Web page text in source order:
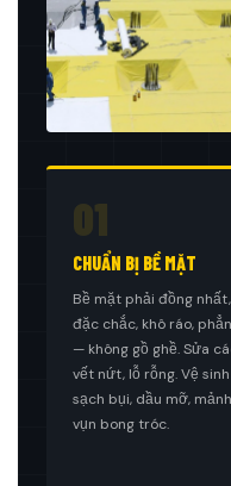
01
CHUẨN BỊ BỀ MẶT
Bề mặt phải đồng nhất,
đặc chắc, khô ráo,
— không gồ ghề. Sửa
vết nứt, lỗ rỗng. Vệ sinh
sạch bụi, dầu mỡ, mảnh
vụn bong tróc.